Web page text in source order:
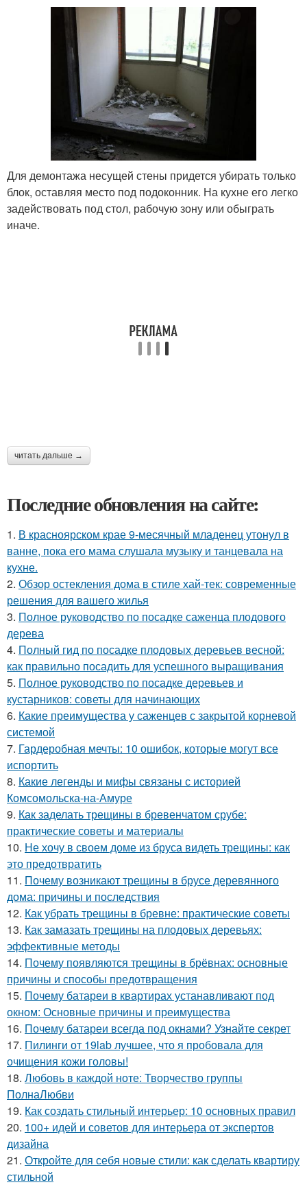
Для демонтажа несущей стены придется убирать только
блок, оставляя место под подоконник. На кухне его легко
задействовать под стол, рабочую зону или обыграть
иначе.
читать дальше →
Последние обновления на сайте:
1. В красноярском крае 9-месячный младенец утонул в
ванне, пока его мама слушала музыку и танцевала на
кухне.
2. Обзор остекления дома в стиле хай-тек: современные
решения для вашего жилья
3. Полное руководство по посадке саженца плодового
дерева
4. Полный гид по посадке плодовых деревьев весной:
как правильно посадить для успешного выращивания
5. Полное руководство по посадке деревьев и
кустарников: советы для начинающих
6. Какие преимущества у саженцев с закрытой корневой
системой
7. Гардеробная мечты: 10 ошибок, которые могут все
испортить
8. Какие легенды и мифы связаны с историей
Комсомольска-на-Амуре
9. Как заделать трещины в бревенчатом срубе:
практические советы и материалы
10. Не хочу в своем доме из бруса видеть трещины: как
это предотвратить
11. Почему возникают трещины в брусе деревянного
дома: причины и последствия
12. Как убрать трещины в бревне: практические советы
13. Как замазать трещины на плодовых деревьях:
эффективные методы
14. Почему появляются трещины в брёвнах: основные
причины и способы предотвращения
15. Почему батареи в квартирах устанавливают под
окном: Основные причины и преимущества
16. Почему батареи всегда под окнами? Узнайте секрет
17. Пилинги от 19lab лучшее, что я пробовала для
очищения кожи головы!
18. Любовь в каждой ноте: Творчество группы
ПолнаЛюбви
19. Как создать стильный интерьер: 10 основных правил
20. 100+ идей и советов для интерьера от экспертов
дизайна
21. Откройте для себя новые стили: как сделать квартиру
стильной